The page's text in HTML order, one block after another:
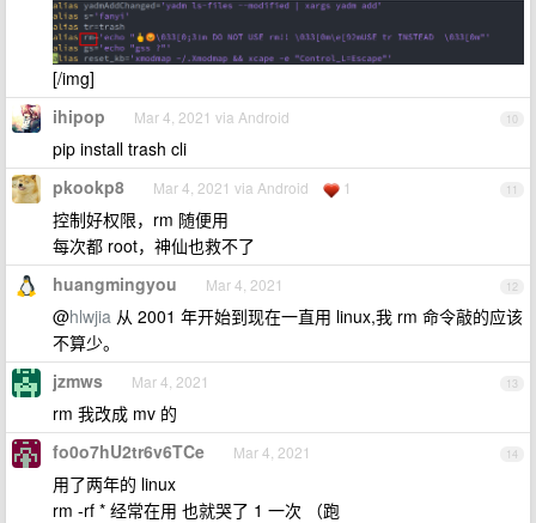
[/img]
10
ihipop Mar 4, 2021 via Android
pip install trash cli
11
pkookp8 Mar 4, 2021 via Android 1
控制好权限，rm 随便用
每次都 root，神仙也救不了
12
huangmingyou Mar 4, 2021
@hlwjia 从 2001 年开始到现在一直用 linux,我 rm 命令敲的应该
不算少。
13
jzmws Mar 4, 2021
rm 我改成 mv 的
14
fo0o7hU2tr6v6TCe Mar 4, 2021
用了两年的 linux
rm -rf * 经常在用 也就哭了 1 一次 （跑